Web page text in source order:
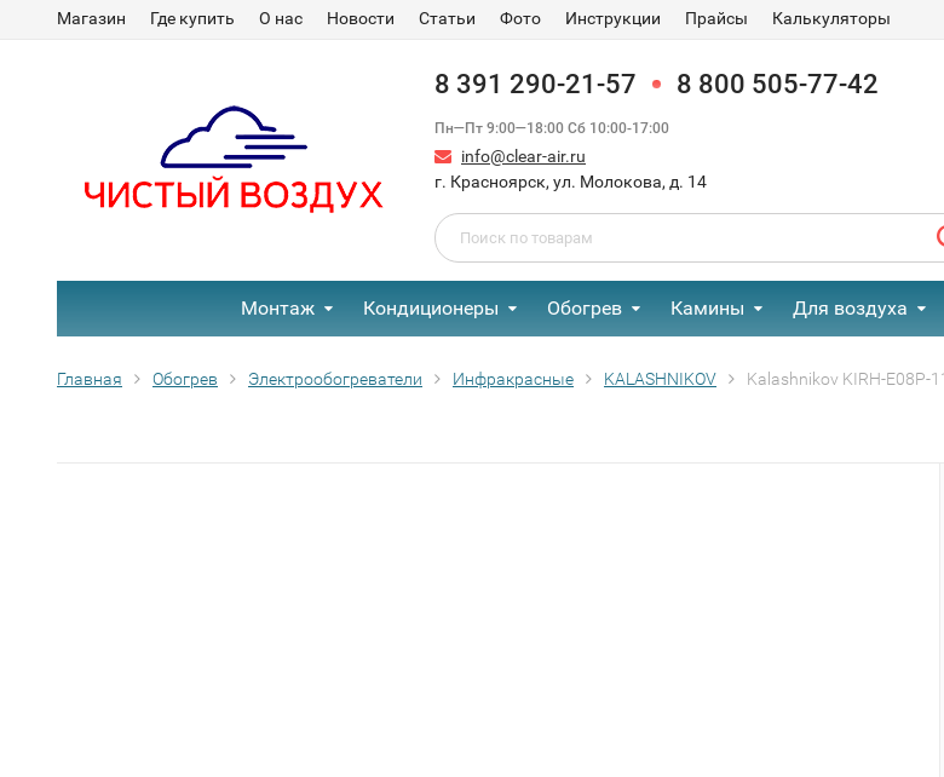
Магазин Где купить О нас Новости Статьи Фото Инструкции Прайсы Калькуляторы
8 391 290-21-57 8 800 505-77-42
Пн—Пт 9:00—18:00 Сб 10:00-17:00
info@clear-air.ru
г. Красноярск, ул. Молокова, д. 14
Монтаж Кондиционеры Обогрев Камины Для воздуха
Главная Обогрев Электрообогреватели Инфракрасные KALASHNIKOV Kalashnikov KIRH-E08P-